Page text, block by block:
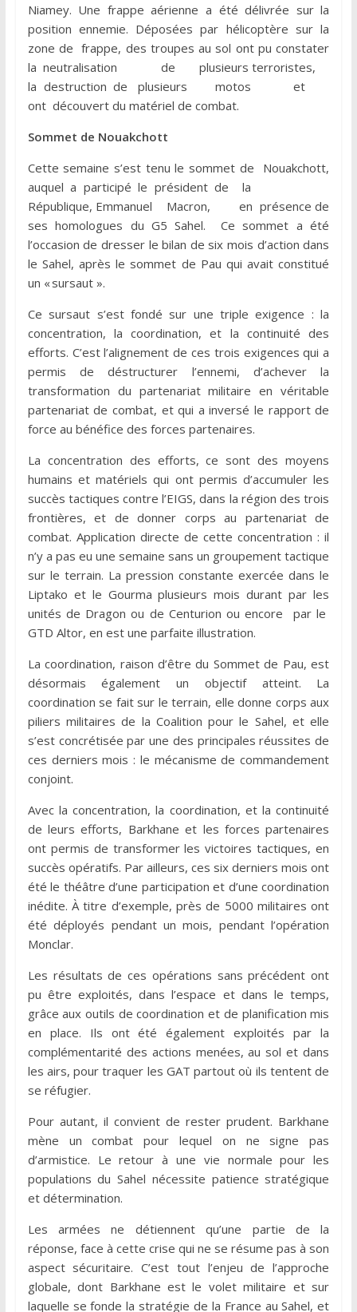
Niamey. Une frappe aérienne a été délivrée sur la
position ennemie. Déposées par hélicoptère sur la
zone de frappe, des troupes au sol ont pu constater
la neutralisation de plusieurs terroristes,
la destruction de plusieurs motos et
ont découvert du matériel de combat.
Sommet de Nouakchott
Cette semaine s’est tenu le sommet de Nouakchott,
auquel a participé le président de la
République, Emmanuel Macron, en présence de
ses homologues du G5 Sahel. Ce sommet a été
l’occasion de dresser le bilan de six mois d’action dans
le Sahel, après le sommet de Pau qui avait constitué
un « sursaut ».
Ce sursaut s’est fondé sur une triple exigence : la
concentration, la coordination, et la continuité des
efforts. C’est l’alignement de ces trois exigences qui a
permis de déstructurer l’ennemi, d’achever la
transformation du partenariat militaire en véritable
partenariat de combat, et qui a inversé le rapport de
force au bénéfice des forces partenaires.
La concentration des efforts, ce sont des moyens
humains et matériels qui ont permis d’accumuler les
succès tactiques contre l’EIGS, dans la région des trois
frontières, et de donner corps au partenariat de
combat. Application directe de cette concentration : il
n’y a pas eu une semaine sans un groupement tactique
sur le terrain. La pression constante exercée dans le
Liptako et le Gourma plusieurs mois durant par les
unités de Dragon ou de Centurion ou encore par le
GTD Altor, en est une parfaite illustration.
La coordination, raison d’être du Sommet de Pau, est
désormais également un objectif atteint. La
coordination se fait sur le terrain, elle donne corps aux
piliers militaires de la Coalition pour le Sahel, et elle
s’est concrétisée par une des principales réussites de
ces derniers mois : le mécanisme de commandement
conjoint.
Avec la concentration, la coordination, et la continuité
de leurs efforts, Barkhane et les forces partenaires
ont permis de transformer les victoires tactiques, en
succès opératifs. Par ailleurs, ces six derniers mois ont
été le théâtre d’une participation et d’une coordination
inédite. À titre d’exemple, près de 5000 militaires ont
été déployés pendant un mois, pendant l’opération
Monclar.
Les résultats de ces opérations sans précédent ont
pu être exploités, dans l’espace et dans le temps,
grâce aux outils de coordination et de planification mis
en place. Ils ont été également exploités par la
complémentarité des actions menées, au sol et dans
les airs, pour traquer les GAT partout où ils tentent de
se réfugier.
Pour autant, il convient de rester prudent. Barkhane
mène un combat pour lequel on ne signe pas
d’armistice. Le retour à une vie normale pour les
populations du Sahel nécessite patience stratégique
et détermination.
Les armées ne détiennent qu’une partie de la
réponse, face à cette crise qui ne se résume pas à son
aspect sécuritaire. C’est tout l’enjeu de l’approche
globale, dont Barkhane est le volet militaire et sur
laquelle se fonde la stratégie de la France au Sahel, et